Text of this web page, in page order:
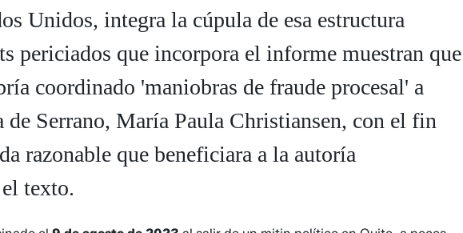
Unidos, integra la cúpula de esa estructura
periciados que incorpora el informe muestran que
coordinado 'maniobras de fraude procesal' a
de Serrano, María Paula Christiansen, con el fin
razonable que beneficiara a la autoría
texto.